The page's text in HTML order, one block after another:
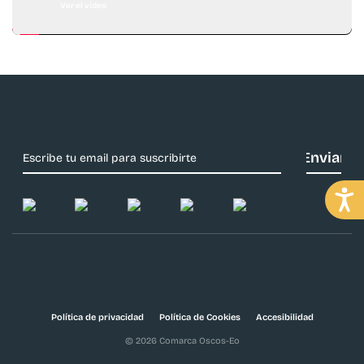
Política de privacidad Política de Cookies Accesibilidad
© 2026 Comarca Oscos-Eo